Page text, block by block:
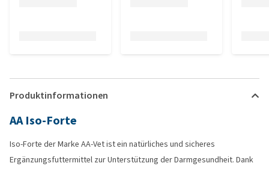
Produktinformationen
AA Iso-Forte
Iso-Forte der Marke AA-Vet ist ein natürliches und sicheres
Ergänzungsfuttermittel zur Unterstützung der Darmgesundheit. Dank